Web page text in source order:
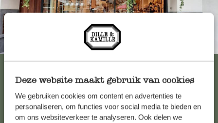
Deze website maakt gebruik van cookies
We gebruiken cookies om content en advertenties te
personaliseren, om functies voor social media te bieden en
om ons websiteverkeer te analyseren. Ook delen we
Immer in der Nähe
Kundenservice/Hilfe